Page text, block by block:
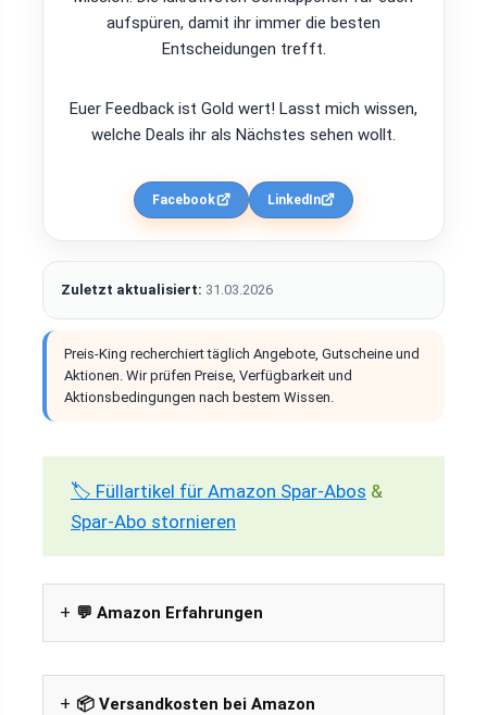
aufspüren, damit ihr immer die besten
Entscheidungen trefft.
Euer Feedback ist Gold wert! Lasst mich wissen,
welche Deals ihr als Nächstes sehen wollt.
Facebook LinkedIn
Zuletzt aktualisiert: 31.03.2026
Preis-King recherchiert täglich Angebote, Gutscheine und
Aktionen. Wir prüfen Preise, Verfügbarkeit und
Aktionsbedingungen nach bestem Wissen.
🏷️ Füllartikel für Amazon Spar-Abos &
Spar-Abo stornieren
💬 Amazon Erfahrungen
📦 Versandkosten bei Amazon